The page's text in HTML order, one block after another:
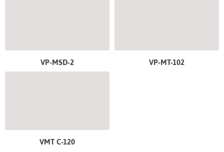
VP-MSD-2 VP-MT-102
VMT C-120